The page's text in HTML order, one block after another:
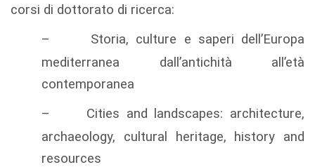
corsi di dottorato di ricerca:
–
Storia, culture e saperi dell’Europa
mediterranea dall’antichità all’età
contemporanea
–
Cities and landscapes: architecture,
archaeology, cultural heritage, history and
resources